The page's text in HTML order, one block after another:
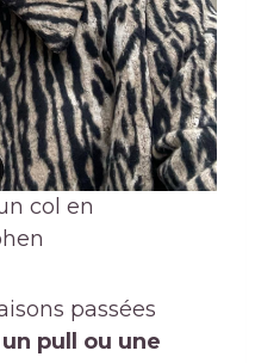
col en
passées
un pull ou une